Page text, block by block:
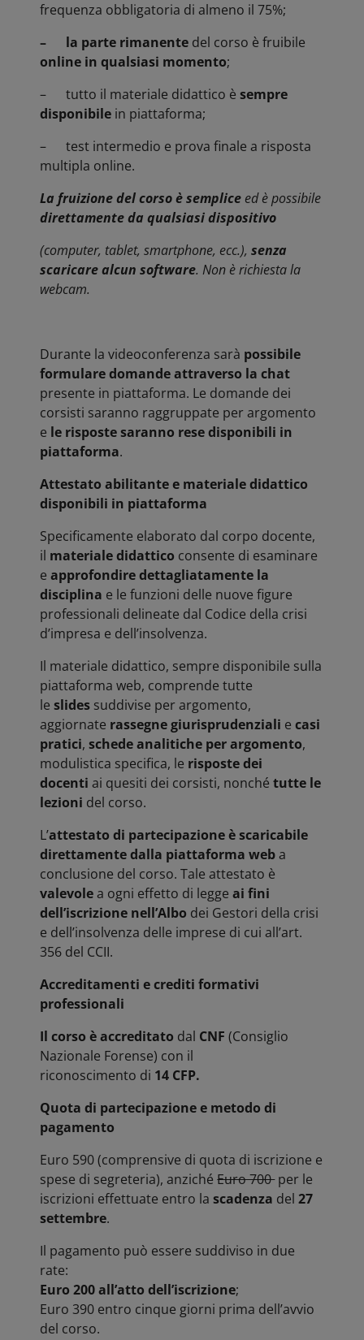
frequenza obbligatoria di almeno il 75%;
– la parte rimanente del corso è fruibile
online in qualsiasi momento;
– tutto il materiale didattico èsempre
disponibile in piattaforma;
– test intermedio e prova finale a risposta
multipla online.
La fruizione del corso è semplice ed è possibile
direttamente da qualsiasi dispositivo
(computer, tablet, smartphone, ecc.),senza
scaricare alcun software. Non è richiesta la
webcam.
Durante la videoconferenza sarà possibile
formulare domande attraverso la chat
presente in piattaforma. Le domande dei
corsisti saranno raggruppate per argomento
e le risposte saranno rese disponibili in
piattaforma.
Attestato abilitante e materiale didattico
disponibili in piattaforma
Specificamente elaborato dal corpo docente,
il materiale didattico consente di esaminare
eapprofondire dettagliatamente la
disciplina e le funzioni delle nuove figure
professionali delineate dal Codice della crisi
d’impresa e dell’insolvenza.
Il materiale didattico, sempre disponibile sulla
piattaforma web, comprende tutte
leslides suddivise per argomento,
aggiornate rassegne giurisprudenziali ecasi
pratici,schede analitiche per argomento,
modulistica specifica, le risposte dei
docenti ai quesiti dei corsisti, nonchétutte le
lezioni del corso.
L’attestato di partecipazione è scaricabile
direttamente dalla piattaforma weba
conclusione del corso. Tale attestato è
valevolea ogni effetto di leggeai fini
dell’iscrizione nell’Albo dei Gestori della crisi
e dell’insolvenza delle imprese di cui all’art.
356 del CCII.
Accreditamenti e crediti formativi
professionali
Il corso è accreditato dal CNF(Consiglio
Nazionale Forense) con il
riconoscimento di 14 CFP.
Quota di partecipazione e metodo di
pagamento
Euro 590 (comprensive di quota di iscrizione e
spese di segreteria), anzichéEuro 700per le
iscrizioni effettuate entro lascadenza del27
settembre.
Il pagamento può essere suddiviso in due
rate:
Euro 200 all’atto dell’iscrizione;
Euro 390 entro cinque giorni prima dell’avvio
del corso.